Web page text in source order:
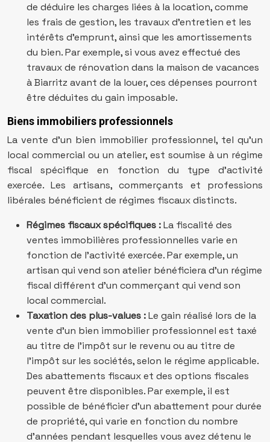
de déduire les charges liées à la location, comme
les frais de gestion, les travaux d’entretien et les
intérêts d’emprunt, ainsi que les amortissements
du bien. Par exemple, si vous avez effectué des
travaux de rénovation dans la maison de vacances
à Biarritz avant de la louer, ces dépenses pourront
être déduites du gain imposable.
Biens immobiliers professionnels
La vente d’un bien immobilier professionnel, tel qu’un
local commercial ou un atelier, est soumise à un régime
fiscal spécifique en fonction du type d’activité
exercée. Les artisans, commerçants et professions
libérales bénéficient de régimes fiscaux distincts.
Régimes fiscaux spécifiques :La fiscalité des
ventes immobilières professionnelles varie en
fonction de l’activité exercée. Par exemple, un
artisan qui vend son atelier bénéficiera d’un régime
fiscal différent d’un commerçant qui vend son
local commercial.
Taxation des plus-values :Le gain réalisé lors de la
vente d’un bien immobilier professionnel est taxé
au titre de l’impôt sur le revenu ou au titre de
l’impôt sur les sociétés, selon le régime applicable.
Des abattements fiscaux et des options fiscales
peuvent être disponibles. Par exemple, il est
possible de bénéficier d’un abattement pour durée
de propriété, qui varie en fonction du nombre
d’années pendant lesquelles vous avez détenu le